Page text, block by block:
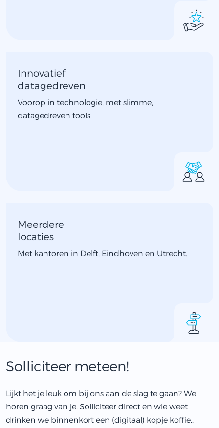
Innovatief
datagedreven
Voorop in technologie, met slimme,
datagedreven tools
Meerdere
locaties
Met kantoren in Delft, Eindhoven en Utrecht.
Solliciteer meteen!
Lijkt het je leuk om bij ons aan de slag te gaan? We
horen graag van je. Solliciteer direct en wie weet
drinken we binnenkort een (digitaal) kopje koffie..